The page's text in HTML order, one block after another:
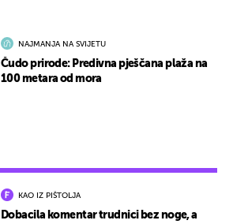
KAO IZ PIŠTOLJA
Dobacila komentar trudnici bez noge, a
NAJMANJA NA SVIJETU
Čudo prirode: Predivna pješčana plaža na
100 metara od mora